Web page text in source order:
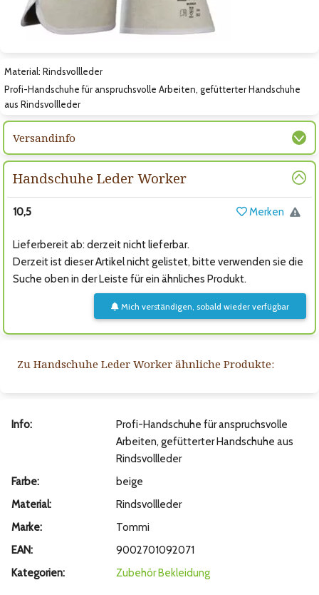
Zum nächsten Bild
Material: Rindsvollleder
Profi-Handschuhe für anspruchsvolle Arbeiten, gefütterter Handschuhe
aus Rindsvollleder
Versandinfo
Handschuhe Leder Worker
10,5 Merken
Lieferbereit ab: derzeit nicht lieferbar.
Derzeit ist dieser Artikel nicht gelistet, bitte verwenden sie die
Suche oben in der Leiste für ein ähnliches Produkt.
Mich verständigen, sobald wieder verfügbar
Zu Handschuhe Leder Worker ähnliche Produkte:
Info:
Profi-Handschuhe für anspruchsvolle
Arbeiten, gefütterter Handschuhe aus
Rindsvollleder
Farbe:
beige
Material:
Rindsvollleder
Marke:
Tommi
EAN:
9002701092071
Kategorien:
Zubehör Bekleidung